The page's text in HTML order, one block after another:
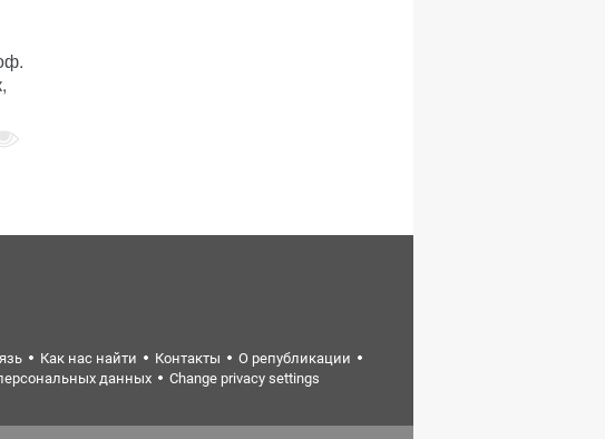
Как нас найти Контакты
О републикации
данных Change privacy settings